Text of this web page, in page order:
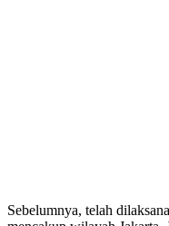
Sebelumnya, telah